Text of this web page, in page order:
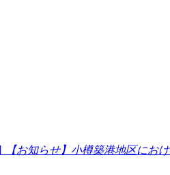
【お知らせ】小樽築港地区にお